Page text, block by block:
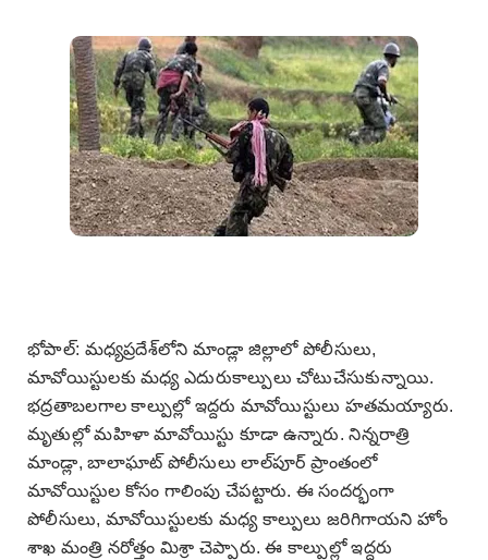
భోపాల్‌: మధ్యప్రదేశ్‌లోని మాండ్లా జిల్లాలో పోలీసులు,
మావోయిస్టులకు మధ్య ఎదురుకాల్పులు చోటుచేసుకున్నాయి.
భద్రతాబలగాల కాల్పుల్లో ఇద్దరు మావోయిస్టులు హతమయ్యారు.
మృతుల్లో మహిళా మావోయిస్టు కూడా ఉన్నారు. నిన్నరాత్రి
మాండ్లా, బాలాఘాట్‌ పోలీసులు లాల్‌పూర్‌ ప్రాంతంలో
మావోయిస్టుల కోసం గాలింపు చేపట్టారు. ఈ సందర్భంగా
పోలీసులు, మావోయిస్టులకు మధ్య కాల్పులు జరిగిగాయని హోం
శాఖ మంత్రి నరోత్తం మిశ్రా చెప్పారు. ఈ కాల్పుల్లో ఇద్దరు